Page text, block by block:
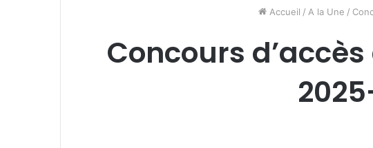
Accueil / A la Une /
Concours